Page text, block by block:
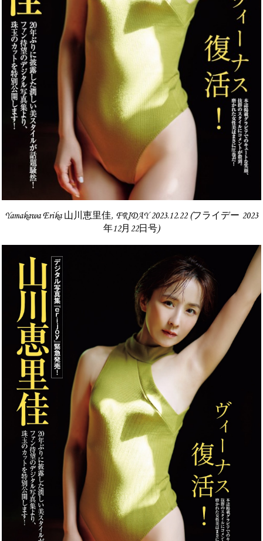
Yamakawa Erika 山川恵里佳, FRIDAY 2023.12.22 (フライデー 2023
年12月22日号)